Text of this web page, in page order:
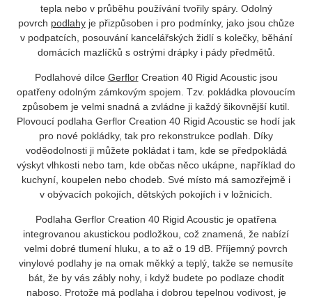
tepla nebo v průběhu používání tvořily spáry. Odolný
povrch podlahy je přizpůsoben i pro podmínky, jako jsou chůze
v podpatcích, posouvání kancelářských židlí s kolečky, běhání
domácích mazlíčků s ostrými drápky i pády předmětů.
Podlahové dílce Gerflor Creation 40 Rigid Acousticjsou
opatřeny odolným zámkovým spojem. Tzv. pokládka plovoucím
způsobem je velmi snadná a zvládne ji každý šikovnější kutil.
Plovoucí podlaha Gerflor Creation 40 Rigid Acoustic se hodí jak
pro nové pokládky, tak pro rekonstrukce podlah. Díky
voděodolnosti ji můžete pokládat i tam, kde se předpokládá
výskyt vlhkosti nebo tam, kde občas něco ukápne, například do
kuchyní, koupelen nebo chodeb. Své místo má samozřejmě i
v obývacích pokojích, dětských pokojích i v ložnicích.
Podlaha Gerflor Creation 40 Rigid Acoustic je opatřena
integrovanou akustickou podložkou, což znamená, že nabízí
velmi dobré tlumení hluku, a to až o 19 dB. Příjemný povrch
vinylové podlahy je na omak měkký a teplý, takže se nemusíte
bát, že by vás zábly nohy, i když budete po podlaze chodit
naboso. Protože má podlaha i dobrou tepelnou vodivost, je